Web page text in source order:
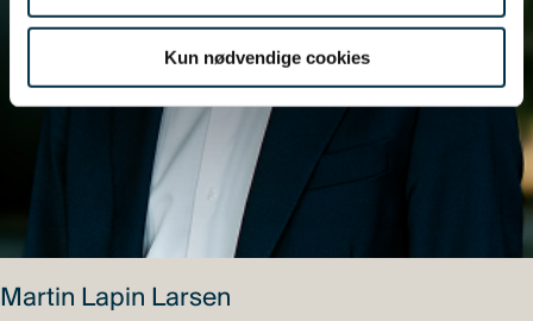
Kun nødvendige cookies
Martin Lapin Larsen